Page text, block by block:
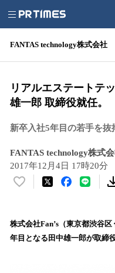
FANTAS technology株式会社
リアルエステートテ
雄一郎 取締役就任。
新卒入社5年目の若手を抜
FANTAS technology株式
2017年12月4日 17時20分
い
！
数
株式会社Fan’s（東京都渋谷
年目となる田中雄一郎が取締